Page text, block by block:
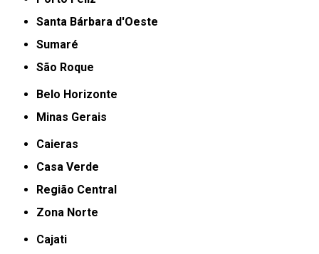
Santa Bárbara d'Oeste
Sumaré
São Roque
Belo Horizonte
Minas Gerais
Caieras
Casa Verde
Região Central
Zona Norte
Cajati